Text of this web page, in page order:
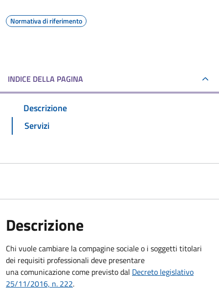
Normativa di riferimento
INDICE DELLA PAGINA
Descrizione
Servizi
Descrizione
Chi vuole cambiare la compagine sociale o i soggetti titolari
dei requisiti professionali deve presentare
una comunicazionecome previsto dal Decreto legislativo
25/11/2016, n. 222.